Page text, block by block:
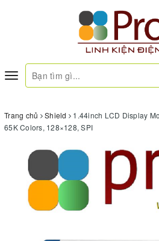
Toggle
navigation
Trang chủ Shield
1.44inch LCD Display
65K Colors, 128×128, SPI